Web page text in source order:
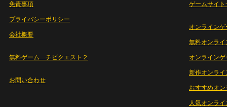
免責事項
プライバシーポリシー
会社概要
無料ゲーム チビクエスト２
お問い合わせ
ゲームサイト
オンラインゲ
無料オンライ
オンライン
新作オンライ
おすすめオ
人気オンラ